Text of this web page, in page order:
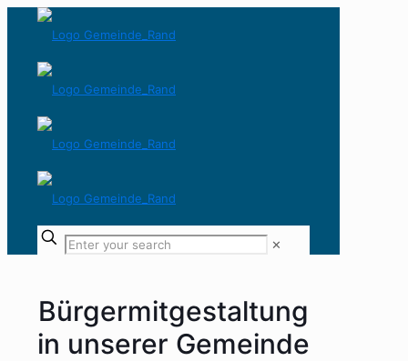
✕
Bürgermitgestaltung
in unserer Gemeinde